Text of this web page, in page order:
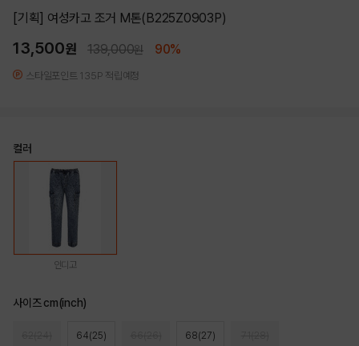
[기획] 여성카고 조거 M톤(B225Z0903P)
13,500원 139,000원 90%
스타일포인트 135P 적립예정
컬러
인디고
사이즈 cm(inch)
64(25) 68(27)